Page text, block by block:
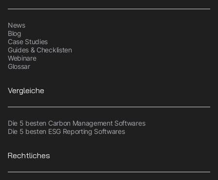
News
Blog
Case Studies
Guides & Checklisten
Webinare
Glossar
Vergleiche
Die 5 besten Carbon Management Softwares
Die 5 besten ESG Reporting Softwares
Rechtliches